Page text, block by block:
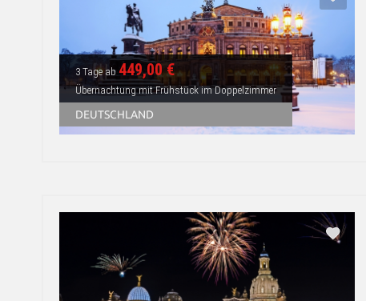
3 Tage ab 449,00 €
Übernachtung mit Frühstück im Doppelzimmer
DEUTSCHLAND